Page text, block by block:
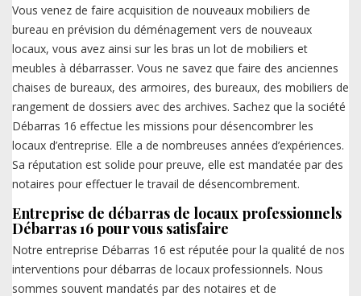
Vous venez de faire acquisition de nouveaux mobiliers de
bureau en prévision du déménagement vers de nouveaux
locaux, vous avez ainsi sur les bras un lot de mobiliers et
meubles à débarrasser. Vous ne savez que faire des anciennes
chaises de bureaux, des armoires, des bureaux, des mobiliers de
rangement de dossiers avec des archives. Sachez que la société
Débarras 16 effectue les missions pour désencombrer les
locaux d’entreprise. Elle a de nombreuses années d’expériences.
Sa réputation est solide pour preuve, elle est mandatée par des
notaires pour effectuer le travail de désencombrement.
Entreprise de débarras de locaux professionnels
Débarras 16 pour vous satisfaire
Notre entreprise Débarras 16 est réputée pour la qualité de nos
interventions pour débarras de locaux professionnels. Nous
sommes souvent mandatés par des notaires et de